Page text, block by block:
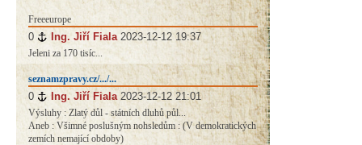
Freeeurope
0 # Ing. Jiří Fiala 2023-12-12 19:37
Jeleni za 170 tisíc...
seznamzpravy.cz/.../...
0 # Ing. Jiří Fiala 2023-12-12 21:01
Výsluhy : Zlatý důl - státních dluhů půl...
Aneb : Všimné poslušným nohsledům : (V demokratických
zemích nemající obdoby)